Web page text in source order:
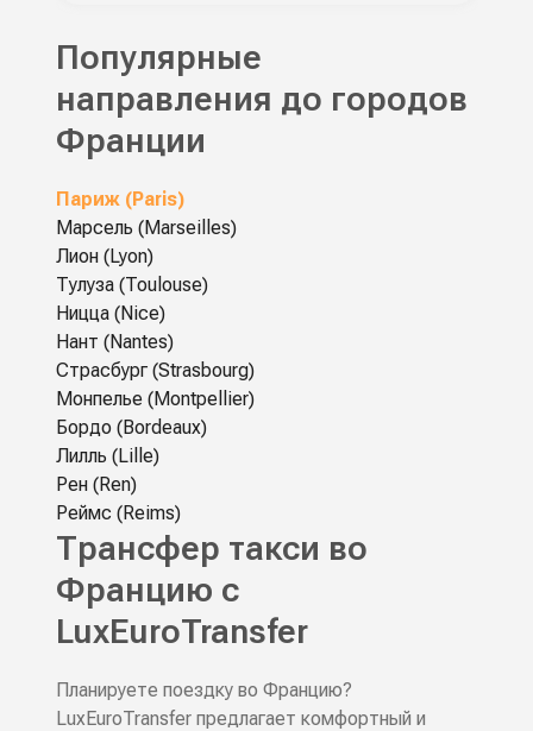
Популярные
направления до городов
Франции
Париж (Paris)
Марсель (Marseilles)
Лион (Lyon)
Тулуза (Toulouse)
Ницца (Nice)
Нант (Nantes)
Страсбург (Strasbourg)
Монпелье (Montpellier)
Бордо (Bordeaux)
Лилль (Lille)
Рен (Ren)
Реймс (Reims)
Трансфер такси во
Францию с
LuxEuroTransfer
Планируете поездку во Францию?
LuxEuroTransfer предлагает комфортный и